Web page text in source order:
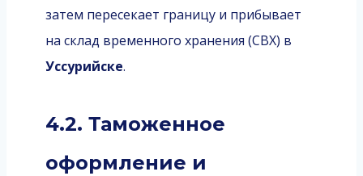
затем пересекает границу и прибывает
на склад временного хранения (СВХ) в
Уссурийске.
4.2. Таможенное
оформление и